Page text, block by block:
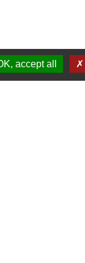
accept all